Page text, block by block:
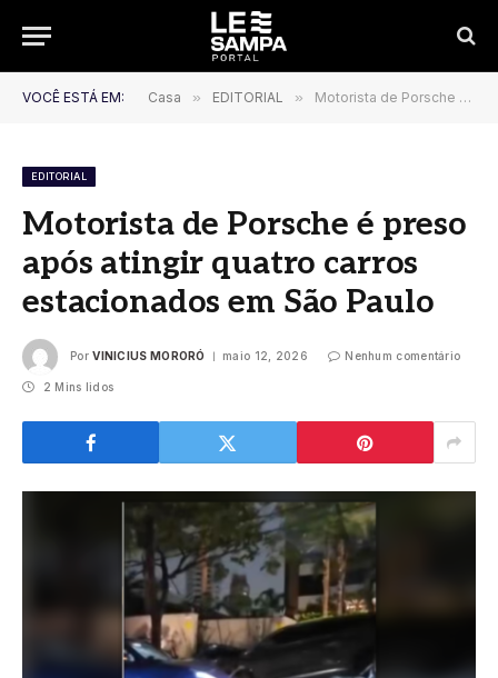
VOCÊ ESTÁ EM: Casa » EDITORIAL » Motorista de Porsche é preso após atingir quatro carros estacionados em São Paulo
EDITORIAL
Motorista de Porsche é preso
após atingir quatro carros
estacionados em São Paulo
Por VINICIUS MORORÓ maio 12, 2026 Nenhum comentário
2 Mins lidos